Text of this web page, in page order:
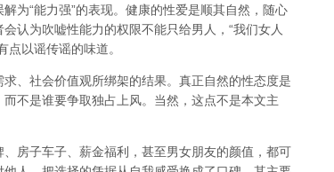
解为“能力强”的表现。健康的性爱是顺其自然，随心
认为吹嘘性能力的权限不能只给男人， “我们女人
点以谣传谣的味道。
、社会价值观所绑架的结果。真正自然的性态度是
不是谁要争取独占上风。当然，这点不是本文主
房子车子、薪金福利，甚至男女朋友的颜值，都可